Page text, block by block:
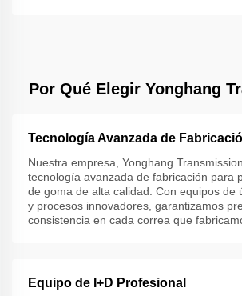
Por Qué Elegir Yonghang
Tecnología Avanzada de
Nuestra empresa, Yonghang
tecnología avanzada de fabricación para
de goma de alta calidad. Con equipos de
y procesos innovadores, garantizamos
consistencia en cada correa que
Equipo de I+D Profesional